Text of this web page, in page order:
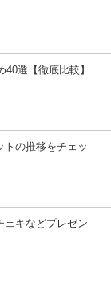
選【徹底比較】
トの推移をチェッ
ェキなどプレゼン